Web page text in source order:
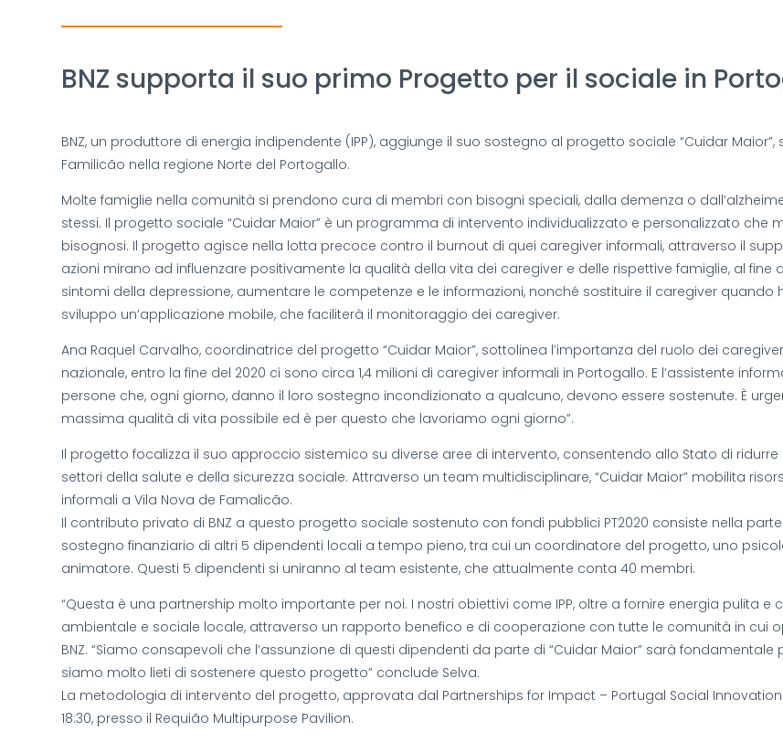
BNZ supporta il suo primo Progetto per il sociale in
BNZ, un produttore di energia indipendente (IPP), aggiunge il suo sostegno al progetto sociale “Cuidar
Familicão nella regione Norte del Portogallo.
Molte famiglie nella comunità si prendono cura di membri con bisogni speciali, dalla demenza o
stessi. Il progetto sociale “Cuidar Maior” è un programma di intervento individualizzato e personalizzato che
bisognosi. Il progetto agisce nella lotta precoce contro il burnout di quei caregiver informali, attraverso il
azioni mirano ad influenzare positivamente la qualità della vita dei caregiver e delle rispettive famiglie, al fine
sintomi della depressione, aumentare le competenze e le informazioni, nonché sostituire il caregiver
sviluppo un’applicazione mobile, che faciliterà il monitoraggio dei caregiver.
Ana Raquel Carvalho, coordinatrice del progetto “Cuidar Maior”, sottolinea l’importanza del ruolo dei
nazionale, entro la fine del 2020 ci sono circa 1,4 milioni di caregiver informali in Portogallo. E l’assistente
persone che, ogni giorno, danno il loro sostegno incondizionato a qualcuno, devono essere sostenute. È
massima qualità di vita possibile ed è per questo che lavoriamo ogni giorno”.
Il progetto focalizza il suo approccio sistemico su diverse aree di intervento, consentendo allo Stato di
settori della salute e della sicurezza sociale. Attraverso un team multidisciplinare, “Cuidar Maior” mobilita
informali a Vila Nova de Famalicão.
Il contributo privato di BNZ a questo progetto sociale sostenuto con fondi pubblici PT2020 consiste nella
sostegno finanziario di altri 5 dipendenti locali a tempo pieno, tra cui un coordinatore del progetto, uno
animatore. Questi 5 dipendenti si uniranno al team esistente, che attualmente conta 40 membri.
“Questa è una partnership molto importante per noi. I nostri obiettivi come IPP, oltre a fornire energia pulita
ambientale e sociale locale, attraverso un rapporto benefico e di cooperazione con tutte le comunità in cui
BNZ. “Siamo consapevoli che l’assunzione di questi dipendenti da parte di “Cuidar Maior” sarà
siamo molto lieti di sostenere questo progetto” conclude Selva.
La metodologia di intervento del progetto, approvata dal Partnerships for Impact – Portugal Social
18:30, presso il Requião Multipurpose Pavilion.